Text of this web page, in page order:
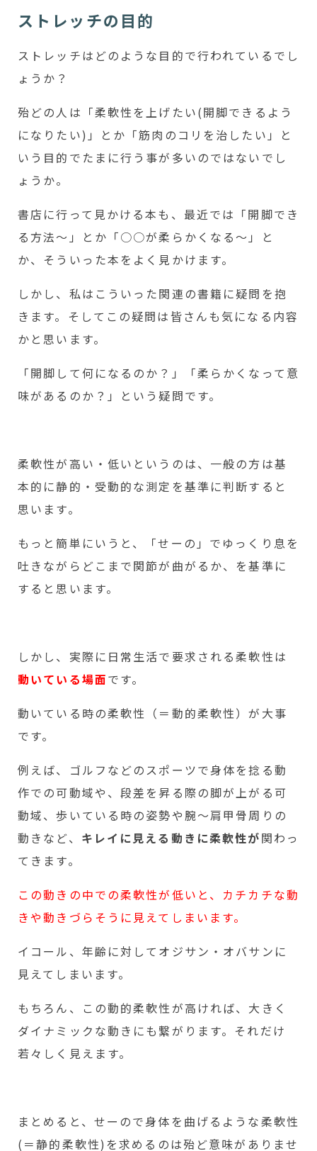
ストレッチの目的
ストレッチはどのような目的で行われているでし
ょうか？
殆どの人は「柔軟性を上げたい(開脚できるよう
になりたい)」とか「筋肉のコリを治したい」と
いう目的でたまに行う事が多いのではないでし
ょうか。
書店に行って見かける本も、最近では「開脚でき
る方法～」とか「○○が柔らかくなる～」と
か、そういった本をよく見かけます。
しかし、私はこういった関連の書籍に疑問を抱
きます。そしてこの疑問は皆さんも気になる内容
かと思います。
「開脚して何になるのか？」「柔らかくなって意
味があるのか？」という疑問です。
柔軟性が高い・低いというのは、一般の方は基
本的に静的・受動的な測定を基準に判断すると
思います。
もっと簡単にいうと、「せーの」でゆっくり息を
吐きながらどこまで関節が曲がるか、を基準に
すると思います。
しかし、実際に日常生活で要求される柔軟性は
動いている場面です。
動いている時の柔軟性（＝動的柔軟性）が大事
です。
例えば、ゴルフなどのスポーツで身体を捻る動
作での可動域や、段差を昇る際の脚が上がる可
動域、歩いている時の姿勢や腕～肩甲骨周りの
動きなど、 キレイに見える動きに柔軟性が関わっ
てきます。
この動きの中での柔軟性が低いと、カチカチな動
きや動きづらそうに見えてしまいます。
イコール、年齢に対してオジサン・オバサンに
見えてしまいます。
もちろん、この動的柔軟性が高ければ、大きく
ダイナミックな動きにも繋がります。それだけ
若々しく見えます。
まとめると、せーので身体を曲げるような柔軟性
(＝静的柔軟性)を求めるのは殆ど意味がありませ